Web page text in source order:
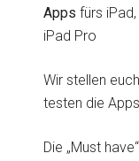
Apps fürs
iPad Pro
Wir stellen
testen die
Die „Must have“